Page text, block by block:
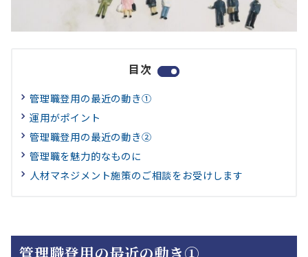
目次
管理職登用の最近の動き①
運用がポイント
管理職登用の最近の動き②
管理職を魅力的なものに
人材マネジメント施策のご相談をお受けします